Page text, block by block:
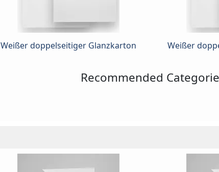
Weißer doppelseitiger Glanzkarton Weißer
Recommended